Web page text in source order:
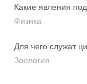
Какие явления
Физика
Для чего служат
Зоология